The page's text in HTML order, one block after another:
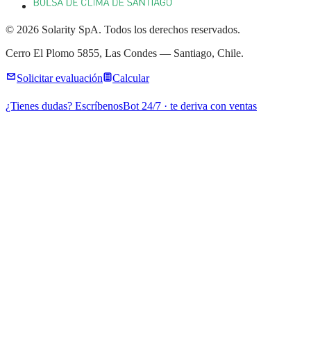
© 2026 Solarity SpA. Todos los derechos reservados.
Cerro El Plomo 5855, Las Condes — Santiago, Chile.
Solicitar evaluación Calcular
¿Tienes dudas? EscríbenosBot 24/7 · te deriva con ventas